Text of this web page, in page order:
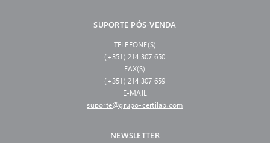
SUPORTE PÓS-VENDA
TELEFONE(S)
(+351) 214 307 650
FAX(S)
(+351) 214 307 659
E-MAIL
suporte@grupo-certilab.com
NEWSLETTER